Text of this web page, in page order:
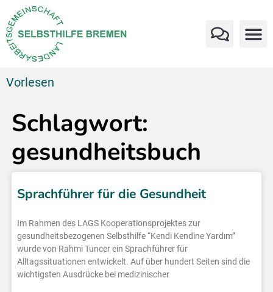
Vorlesen
Schlagwort:
gesundheitsbuch
Sprachführer für die Gesundheit
Im Rahmen des LAGS Kooperationsprojektes zur
gesundheitsbezogenen Selbsthilfe “Kendi Kendine Yardım”
wurde von Rahmi Tuncer ein Sprachführer für
Alltagssituationen entwickelt. Auf über hundert Seiten sind die
wichtigsten Ausdrücke bei medizinischer